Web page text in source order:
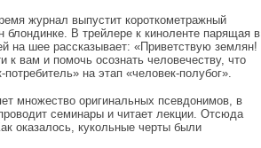
журнал выпустит короткометражный
В трейлере к киноленте парящая в
на шее рассказывает: «Приветствую землян!
к вам и помочь осознать человечеству, что
на этап «человек-полубог».
множество оригинальных псевдонимов, в
семинары и читает лекции. Отсюда
оказалось, кукольные черты были